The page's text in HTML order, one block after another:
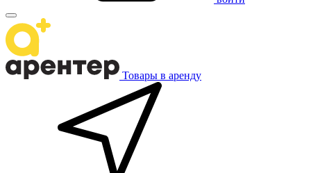
Товары в аренду